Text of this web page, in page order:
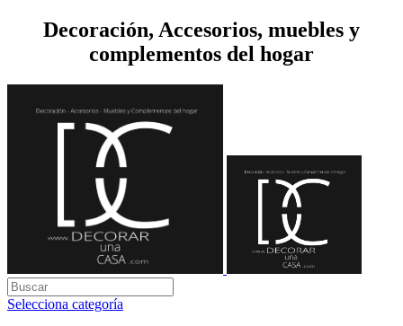
Decoración, Accesorios, muebles y
complementos del hogar
Selecciona categoría